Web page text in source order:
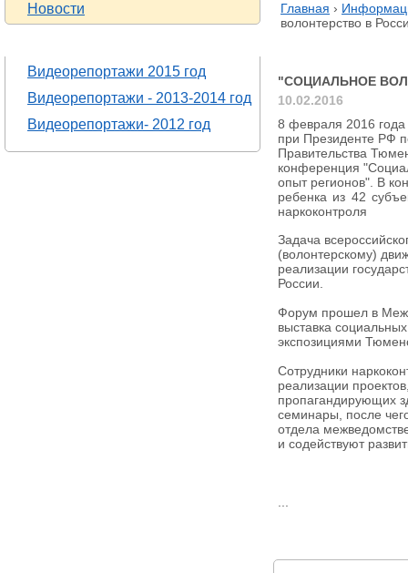
Главная ›
волонтерство в
"СОЦИАЛЬНОЕ
10.02.2016
8 февраля 2016
при Президенте РФ
Правительства
конференция
опыт регионов". В
ребенка из 42
наркоконтроля
Задача
(волонтерскому)
реализации
России.
Форум прошел в
выставка
экспозициями
Сотрудники
реализации
пропагандирующих
семинары, после
отдела
и содействуют
Новости
Видеорепортажи 2015 год
Видеорепортажи - 2013-2014 год
Видеорепортажи- 2012 год